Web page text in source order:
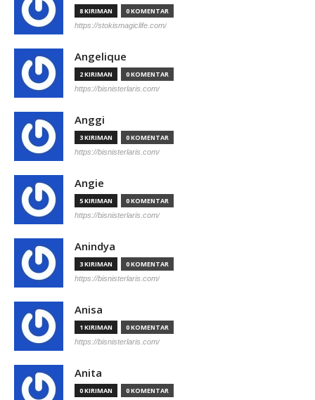
8 KIRIMAN 0 KOMENTAR
https://stokismagiclife.com/
Angelique
2 KIRIMAN 0 KOMENTAR
https://bisnisterlaris.com/
Anggi
3 KIRIMAN 0 KOMENTAR
https://bisnisterlaris.com/
Angie
5 KIRIMAN 0 KOMENTAR
https://bisnisterlaris.com/
Anindya
3 KIRIMAN 0 KOMENTAR
https://bisnisterlaris.com/
Anisa
1 KIRIMAN 0 KOMENTAR
https://bisnisterlaris.com/
Anita
0 KIRIMAN 0 KOMENTAR